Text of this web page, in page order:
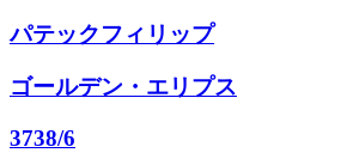
パテックフィリップ
ゴールデン・エリプス
3738/6